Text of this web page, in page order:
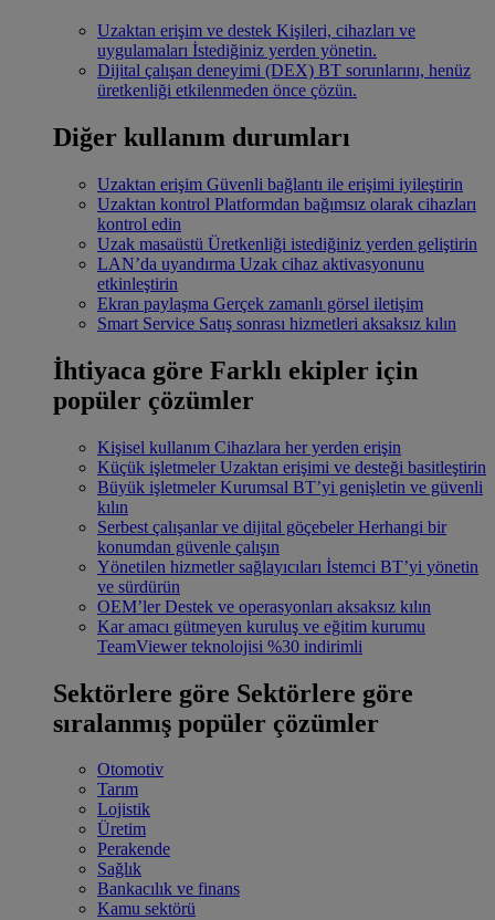
Uzaktan erişim ve destek Kişileri, cihazları ve
uygulamaları İstediğiniz yerden yönetin.
Dijital çalışan deneyimi (DEX) BT sorunlarını, henüz
üretkenliği etkilenmeden önce çözün.
Diğer kullanım durumları
Uzaktan erişim Güvenli bağlantı ile erişimi iyileştirin
Uzaktan kontrol Platformdan bağımsız olarak cihazları
kontrol edin
Uzak masaüstü Üretkenliği istediğiniz yerden geliştirin
LAN’da uyandırma Uzak cihaz aktivasyonunu
etkinleştirin
Ekran paylaşma Gerçek zamanlı görsel iletişim
Smart Service Satış sonrası hizmetleri aksaksız kılın
İhtiyaca göre Farklı ekipler için
popüler çözümler
Kişisel kullanım Cihazlara her yerden erişin
Küçük işletmeler Uzaktan erişimi ve desteği basitleştirin
Büyük işletmeler Kurumsal BT’yi genişletin ve güvenli
kılın
Serbest çalışanlar ve dijital göçebeler Herhangi bir
konumdan güvenle çalışın
Yönetilen hizmetler sağlayıcıları İstemci BT’yi yönetin
ve sürdürün
OEM’ler Destek ve operasyonları aksaksız kılın
Kar amacı gütmeyen kuruluş ve eğitim kurumu
TeamViewer teknolojisi %30 indirimli
Sektörlere göre Sektörlere göre
sıralanmış popüler çözümler
Otomotiv
Tarım
Lojistik
Üretim
Perakende
Sağlık
Bankacılık ve finans
Kamu sektörü